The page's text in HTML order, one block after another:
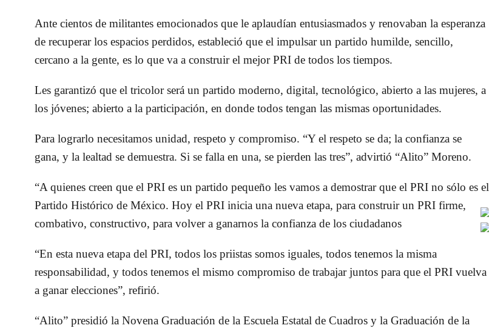
Ante cientos de militantes emocionados que le aplaudían entusiasmados y renovaban la esperanza
de recuperar los espacios perdidos, estableció que el impulsar un partido humilde, sencillo,
cercano a la gente, es lo que va a construir el mejor PRI de todos los tiempos.
Les garantizó que el tricolor será un partido moderno, digital, tecnológico, abierto a las mujeres, a
los jóvenes; abierto a la participación, en donde todos tengan las mismas oportunidades.
Para lograrlo necesitamos unidad, respeto y compromiso. “Y el respeto se da; la confianza se
gana, y la lealtad se demuestra. Si se falla en una, se pierden las tres”, advirtió “Alito” Moreno.
“A quienes creen que el PRI es un partido pequeño les vamos a demostrar que el PRI no sólo es el
Partido Histórico de México. Hoy el PRI inicia una nueva etapa, para construir un PRI firme,
combativo, constructivo, para volver a ganarnos la confianza de los ciudadanos
“En esta nueva etapa del PRI, todos los priistas somos iguales, todos tenemos la misma
responsabilidad, y todos tenemos el mismo compromiso de trabajar juntos para que el PRI vuelva
a ganar elecciones”, refirió.
“Alito” presidió la Novena Graduación de la Escuela Estatal de Cuadros y la Graduación de la